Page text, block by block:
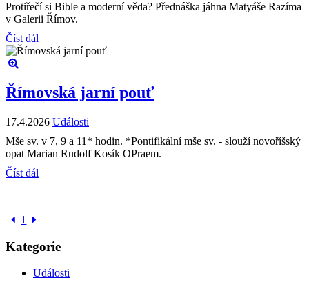
Protiřečí si Bible a moderní věda? Přednáška jáhna Matyáše Razíma
v Galerii Římov.
Číst dál
Římovská jarní pouť
17.4.2026 Události
Mše sv. v 7, 9 a 11* hodin. *Pontifikální mše sv. - slouží novoříšský
opat Marian Rudolf Kosík OPraem.
Číst dál
1
Kategorie
Události